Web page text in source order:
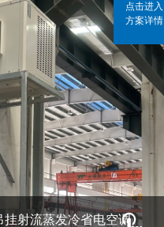
射流蒸发冷省电空调
点击进入
方案详情